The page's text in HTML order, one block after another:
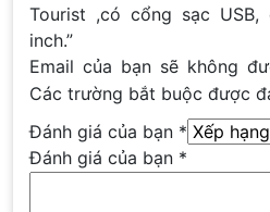
Tourist ,có cổng sạc
inch.”
Email của bạn sẽ không
Các trường bắt buộc được
Đánh giá của bạn *
Đánh giá của bạn *